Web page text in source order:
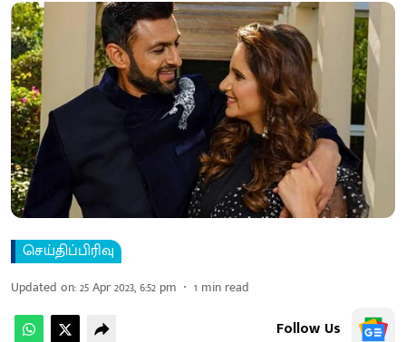
செய்திப்பிரிவு
Updated on:25 Apr 2023, 6:52 pm 1 min read
Follow Us